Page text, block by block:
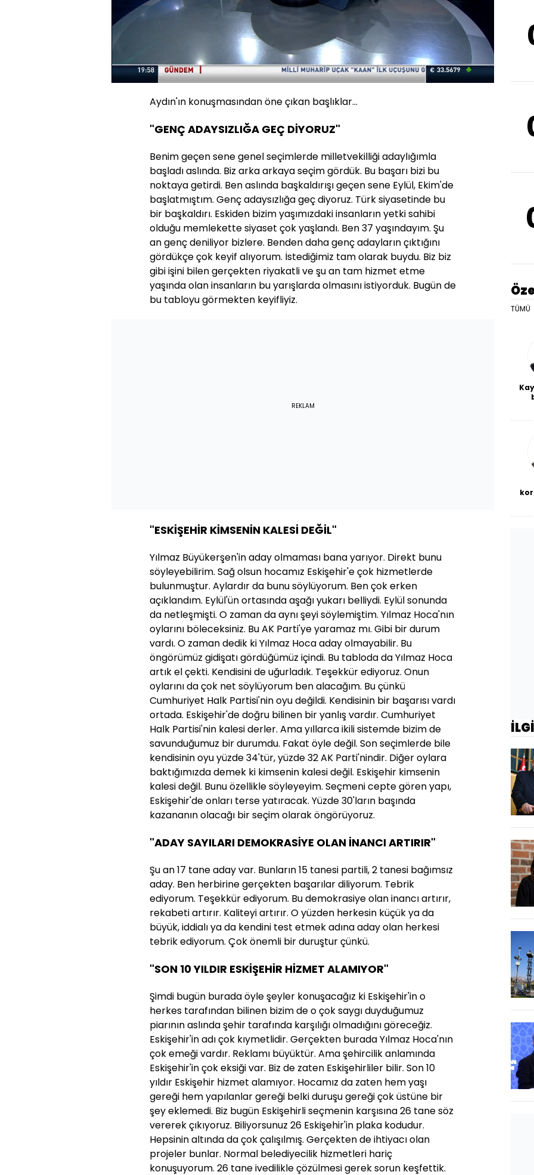
Sesi
Oynatma
Aydın'ın konuşmasından öne çıkan başlıklar...
"GENÇ ADAYSIZLIĞA GEÇ DİYORUZ"
Benim geçen sene genel seçimlerde milletvekilliği adaylığımla
başladı aslında. Biz arka arkaya seçim gördük. Bu başarı bizi bu
noktaya getirdi. Ben aslında başkaldırışı geçen sene Eylül, Ekim'de
başlatmıştım. Genç adaysızlığa geç diyoruz. Türk siyasetinde bu
bir başkaldırı. Eskiden bizim yaşımızdaki insanların yetki sahibi
olduğu memlekette siyaset çok yaşlandı. Ben 37 yaşındayım. Şu
an genç deniliyor bizlere. Benden daha genç adayların çıktığını
gördükçe çok keyif alıyorum. İstediğimiz tam olarak buydu. Biz biz
gibi işini bilen gerçekten riyakatli ve şu an tam hizmet etme
yaşında olan insanların bu yarışlarda olmasını istiyorduk. Bugün de
bu tabloyu görmekten keyifliyiz.
REKLAM
"ESKİŞEHİR KİMSENİN KALESİ DEĞİL"
Yılmaz Büyükerşen'in aday olmaması bana yarıyor. Direkt bunu
söyleyebilirim. Sağ olsun hocamız Eskişehir'e çok hizmetlerde
bulunmuştur. Aylardır da bunu söylüyorum. Ben çok erken
açıklandım. Eylül'ün ortasında aşağı yukarı belliydi. Eylül sonunda
da netleşmişti. O zaman da aynı şeyi söylemiştim. Yılmaz Hoca'nın
oylarını böleceksiniz. Bu AK Parti'ye yaramaz mı. Gibi bir durum
vardı. O zaman dedik ki Yılmaz Hoca aday olmayabilir. Bu
öngörümüz gidişatı gördüğümüz içindi. Bu tabloda da Yılmaz Hoca
artık el çekti. Kendisini de uğurladık. Teşekkür ediyoruz. Onun
oylarını da çok net söylüyorum ben alacağım. Bu çünkü
Cumhuriyet Halk Partisi'nin oyu değildi. Kendisinin bir başarısı vardı
ortada. Eskişehir'de doğru bilinen bir yanlış vardır. Cumhuriyet
Halk Partisi'nin kalesi derler. Ama yıllarca ikili sistemde bizim de
savunduğumuz bir durumdu. Fakat öyle değil. Son seçimlerde bile
kendisinin oyu yüzde 34'tür, yüzde 32 AK Parti'nindir. Diğer oylara
baktığımızda demek ki kimsenin kalesi değil. Eskişehir kimsenin
kalesi değil. Bunu özellikle söyleyeyim. Seçmeni cepte gören yapı,
Eskişehir'de onları terse yatıracak. Yüzde 30'ların başında
kazananın olacağı bir seçim olarak öngörüyoruz.
"ADAY SAYILARI DEMOKRASİYE OLAN İNANCI ARTIRIR"
Şu an 17 tane aday var. Bunların 15 tanesi partili, 2 tanesi bağımsız
aday. Ben herbirine gerçekten başarılar diliyorum. Tebrik
ediyorum. Teşekkür ediyorum. Bu demokrasiye olan inancı artırır,
rekabeti artırır. Kaliteyi artırır. O yüzden herkesin küçük ya da
büyük, iddialı ya da kendini test etmek adına aday olan herkesi
tebrik ediyorum. Çok önemli bir duruştur çünkü.
"SON 10 YILDIR ESKİŞEHİR HİZMET ALAMIYOR"
Şimdi bugün burada öyle şeyler konuşacağız ki Eskişehir'in o
herkes tarafından bilinen bizim de o çok saygı duyduğumuz
piarının aslında şehir tarafında karşılığı olmadığını göreceğiz.
Eskişehir'in adı çok kıymetlidir. Gerçekten burada Yılmaz Hoca'nın
çok emeği vardır. Reklamı büyüktür. Ama şehircilik anlamında
Eskişehir'in çok eksiği var. Biz de zaten Eskişehirliler bilir. Son 10
yıldır Eskişehir hizmet alamıyor. Hocamız da zaten hem yaşı
gereği hem yapılanlar gereği belki duruşu gereği çok üstüne bir
şey eklemedi. Biz bugün Eskişehirli seçmenin karşısına 26 tane söz
vererek çıkıyoruz. Biliyorsunuz 26 Eskişehir'in plaka kodudur.
Hepsinin altında da çok çalışılmış. Gerçekten de ihtiyacı olan
projeler bunlar. Normal belediyecilik hizmetleri hariç
konuşuyorum. 26 tane ivedilikle çözülmesi gerek sorun keşfettik.
TÜMÜ